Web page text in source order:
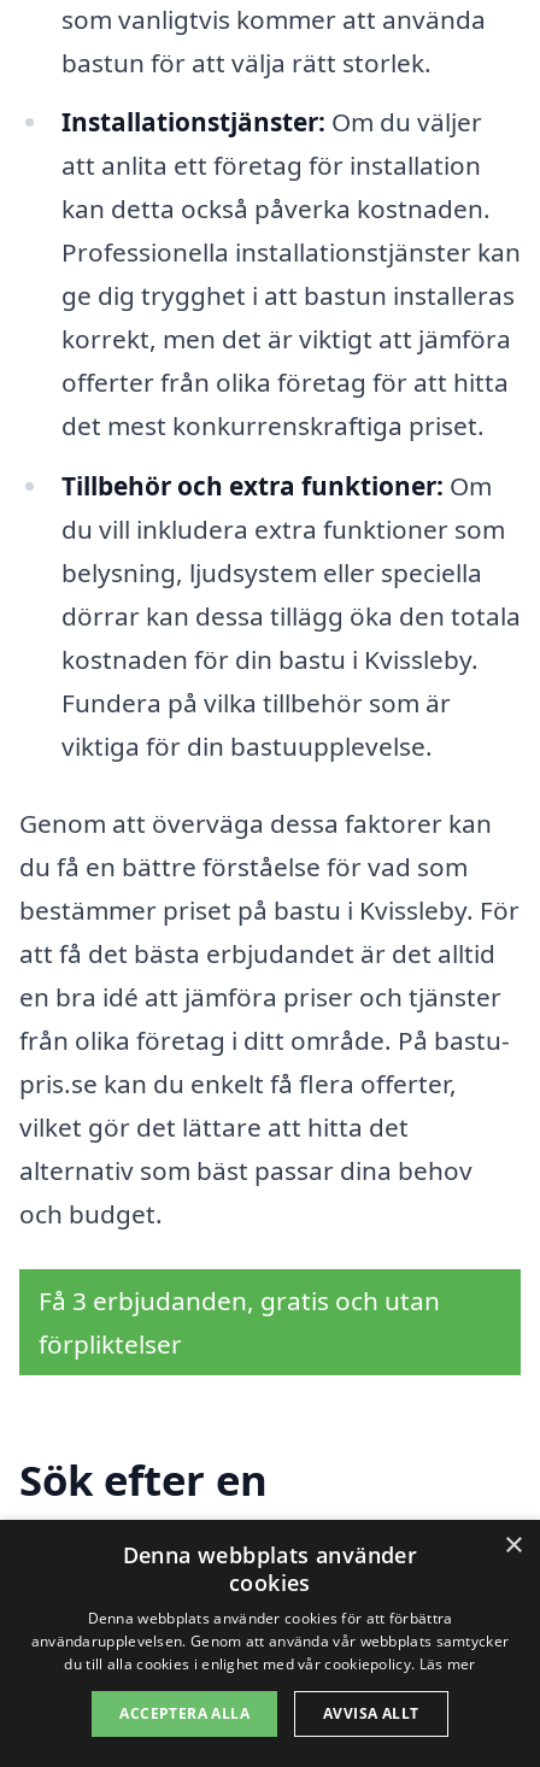
som vanligtvis kommer att använda
bastun för att välja rätt storlek.
Installationstjänster: Om du väljer
att anlita ett företag för installation
kan detta också påverka kostnaden.
Professionella installationstjänster kan
ge dig trygghet i att bastun installeras
korrekt, men det är viktigt att jämföra
offerter från olika företag för att hitta
det mest konkurrenskraftiga priset.
Tillbehör och extra funktioner: Om
du vill inkludera extra funktioner som
belysning, ljudsystem eller speciella
dörrar kan dessa tillägg öka den totala
kostnaden för din bastu i Kvissleby.
Fundera på vilka tillbehör som är
viktiga för din bastuupplevelse.
Genom att överväga dessa faktorer kan
du få en bättre förståelse för vad som
bestämmer priset på bastu i Kvissleby. För
att få det bästa erbjudandet är det alltid
en bra idé att jämföra priser och tjänster
från olika företag i ditt område. På bastu-
pris.se kan du enkelt få flera offerter,
vilket gör det lättare att hitta det
alternativ som bäst passar dina behov
och budget.
Få 3 erbjudanden, gratis och utan
förpliktelser
Sök efter en
professionell för bastu i
andra städer nära
Kvissleby
Om du är intresserad av att hitta en bastu
×
Denna webbplats använder
cookies
Denna webbplats använder cookies för att förbättra
användarupplevelsen. Genom att använda vår webbplats samtycker
du till alla cookies i enlighet med vår cookiepolicy. Läs mer
ACCEPTERA ALLA AVVISA ALLT